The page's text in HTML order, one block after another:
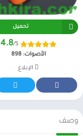
تحميل
4.8/5
الأصوات:898
الإبلاغ
وصف